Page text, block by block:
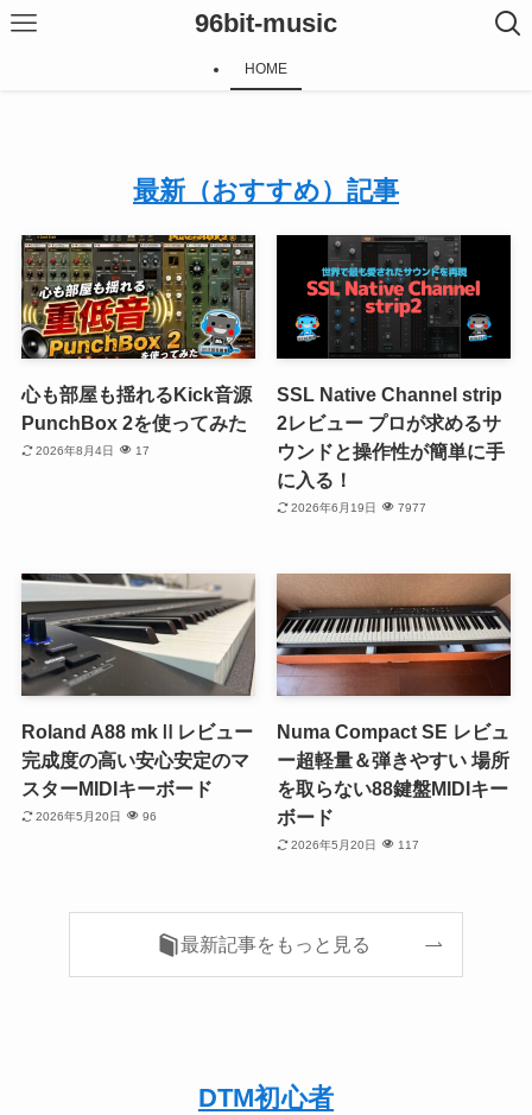
96bit-music
HOME
最新（おすすめ）記事
心も部屋も揺れるKick音源
PunchBox 2を使ってみた
2026年8月4日 17
SSL Native Channel strip
2レビュー プロが求めるサ
ウンドと操作性が簡単に手
に入る！
2026年6月19日 7977
Roland A88 mkⅡレビュー
完成度の高い安心安定のマ
スターMIDIキーボード
2026年5月20日 96
Numa Compact SE レビュ
ー超軽量＆弾きやすい 場所
を取らない88鍵盤MIDIキー
ボード
2026年5月20日 117
最新記事をもっと見る
DTM初心者